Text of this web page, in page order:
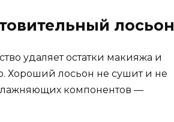
лосьон
удаляет остатки макияжа и
Хороший лосьон не сушит и не
компонентов —